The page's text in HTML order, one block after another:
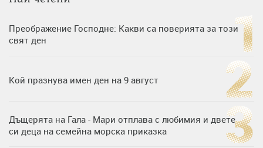
Преображение Господне: Какви са поверията за този
свят ден
Кой празнува имен ден на 9 август
Дъщерята на Гала - Мари отплава с любимия и двете
си деца на семейна морска приказка